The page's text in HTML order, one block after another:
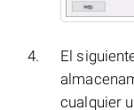
El
cualquier